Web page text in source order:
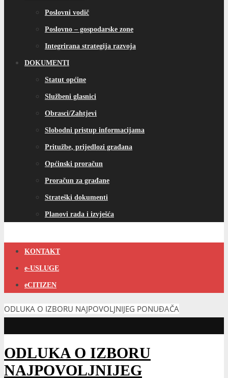
Poslovni vodič
Poslovno – gospodarske zone
Integrirana strategija razvoja
DOKUMENTI
Statut općine
Službeni glasnici
Obrasci/Zahtjevi
Slobodni pristup informacijama
Pritužbe, prijedlozi građana
Općinski proračun
Proračun za građane
Strateški dokumenti
Planovi rada i izvješća
KONTAKT
e-USLUGE
eCITIZEN
ODLUKA O IZBORU NAJPOVOLJNIJEG PONUĐAČA
ODLUKA O IZBORU
NAJPOVOLJNIJEG